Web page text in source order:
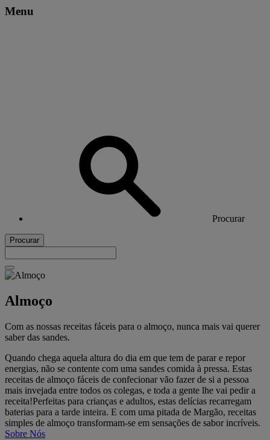
Menu
Procurar
Procurar
Almoço
Com as nossas receitas fáceis para o almoço, nunca mais vai querer
saber das sandes.
Quando chega aquela altura do dia em que tem de parar e repor
energias, não se contente com uma sandes comida à pressa. Estas
receitas de almoço fáceis de confecionar vão fazer de si a pessoa
mais invejada entre todos os colegas, e toda a gente lhe vai pedir a
receita!Perfeitas para crianças e adultos, estas delícias recarregam
baterias para a tarde inteira. E com uma pitada de Margão, receitas
simples de almoço transformam-se em sensações de sabor incríveis.
Sobre Nós